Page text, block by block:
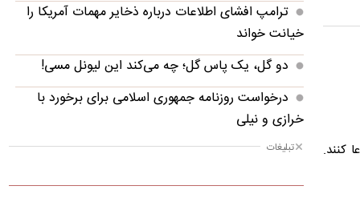
کنند.
ترامپ افشای اطلاعات درباره ذخایر مهمات آمریکا را
خیانت خواند
دو گل، یک پاس گل؛ چه می‌کند این لیونل مسی!
درخواست روزنامه جمهوری اسلامی برای برخورد با
خرازی و نیلی
نرخ رهن و اجاره آپارتمان در تجریش، ونک و
تبلیغات